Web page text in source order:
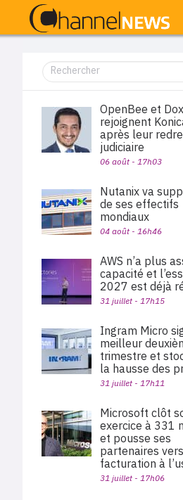
OpenBee et
rejoignent
après leur
judiciaire
06 août - 17h03
Nutanix va
de ses effectifs
mondiaux
04 août - 16h46
AWS n’a plus
capacité et
2027 est déjà
31 juillet - 17h15
Ingram Micro
meilleur
trimestre et
la hausse des
31 juillet - 17h11
Microsoft clôt
exercice à 331
et pousse ses
partenaires
facturation à
31 juillet - 17h06